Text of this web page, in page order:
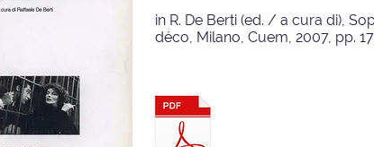
in R. De Berti (ed. / a cura di),
déco, Milano, Cuem, 2007, pp.